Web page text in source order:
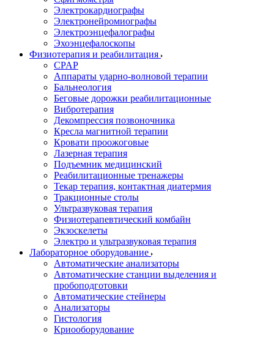
Электрокардиографы
Электронейромиографы
Электроэнцефалографы
Эхоэнцефалоскопы
Физиотерапия и реабилитация
CPAP
Аппараты ударно-волновой терапии
Бальнеология
Беговые дорожки реабилитационные
Вибротерапия
Декомпрессия позвоночника
Кресла магнитной терапии
Кровати проожоговые
Лазерная терапия
Подъемник медицинский
Реабилитационные тренажеры
Текар терапия, контактная диатермия
Тракционные столы
Ультразвуковая терапия
Физиотерапевтический комбайн
Экзоскелеты
Электро и ультразвуковая терапия
Лабораторное оборудование
Автоматические анализаторы
Автоматические станции выделения и
пробоподготовки
Автоматические стейнеры
Анализаторы
Гистология
Криооборудование